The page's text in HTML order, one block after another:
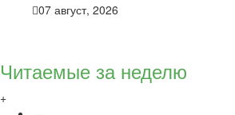
07 август, 2026
Читаемые за неделю
+